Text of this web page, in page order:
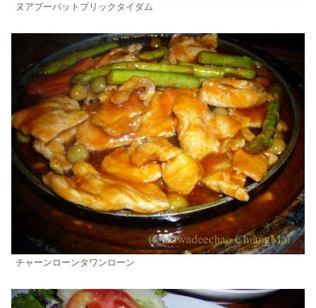
ヌアプーパットプリックタイダム
チャーンローンタワンローン